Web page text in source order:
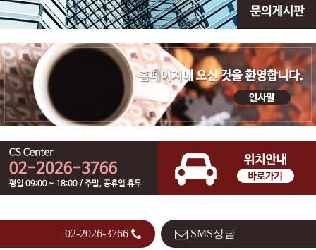
02-2026-3766 SMS상담